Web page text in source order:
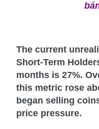
The current
Short-Term
months is 27%.
this metric rose
began selling
price pressure.